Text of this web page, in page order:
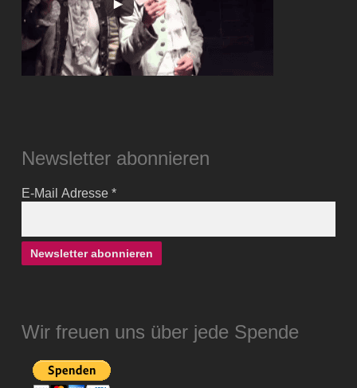
Newsletter abonnieren
E-Mail Adresse *
Wir freuen uns über jede Spende